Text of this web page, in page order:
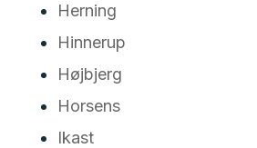
Herning
Hinnerup
Højbjerg
Horsens
Ikast